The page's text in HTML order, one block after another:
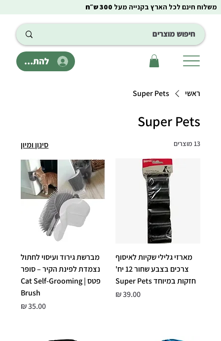
להתחבר
משלוח חינם לכל הארץ בקנייה מעל 300 ש״ח
ראשי Super Pets
Super Pets
13 מוצרים סינון ומיון
מארזי גלילי שקיות לאיסוף
צרכים בצבע שחור 12 יח'
חזקות במיוחד Super Pets
מחיר
מברשת גירוד ועיסוי לחתול
נצמדת לפינת הקיר – סופר
פטס | Cat Self-Grooming
Brush
מחיר